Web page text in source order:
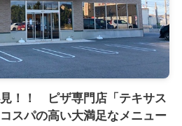
！！ ピザ専門店「テキサス
スパの高い大満足なメニュー